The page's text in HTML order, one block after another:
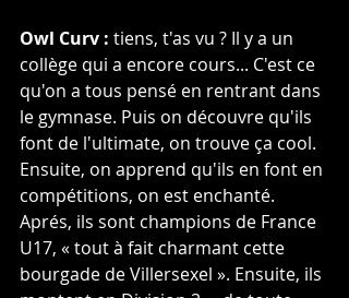
Owl Curv : tiens, t'as vu ? Il y a un
collège qui a encore cours... C'est ce
qu'on a tous pensé en rentrant dans
le gymnase. Puis on découvre qu'ils
font de l'ultimate, on trouve ça cool.
Ensuite, on apprend qu'ils en font en
compétitions, on est enchanté.
Aprés, ils sont champions de France
U17, « tout à fait charmant cette
bourgade de Villersexel ». Ensuite, ils